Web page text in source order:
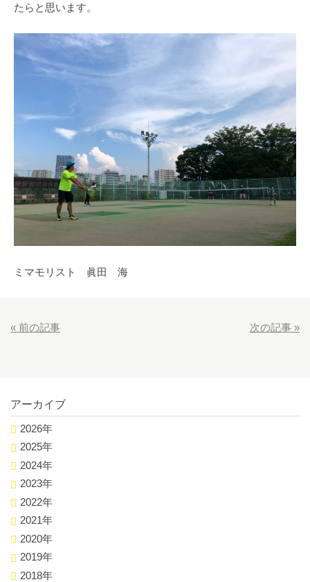
たらと思います。
ミマモリスト 眞田 海
« 前の記事 次の記事 »
アーカイブ
2026年
2025年
2024年
2023年
2022年
2021年
2020年
2019年
2018年